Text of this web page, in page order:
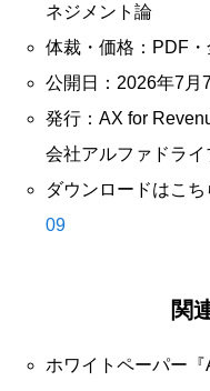
ネジメント論
体裁・価格：PDF
公開日：2026年7月
発行：AX for
会社アルファドライ
ダウンロードはこち
09
関
ホワイトペーパー